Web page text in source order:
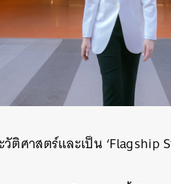
วัติศาสตร์และเป็น